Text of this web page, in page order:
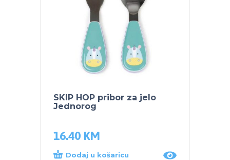
SKIP HOP pribor za jelo
Jednorog
16.40 KM
Dodaj u košaricu